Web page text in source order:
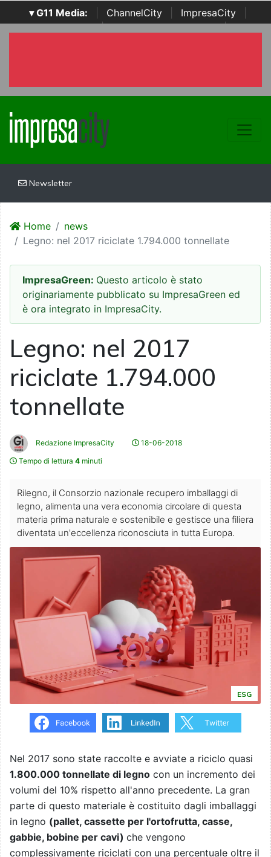
▾ G11 Media: ChannelCity ImpresaCity
SecurityOpenLab | Italian Channel Awards | Italian
Newsletter
Home
news
Legno: nel 2017 riciclate 1.794.000 tonnellate
ImpresaGreen: Questo articolo è stato
originariamente pubblicato su ImpresaGreen ed
è ora integrato in ImpresaCity.
Legno: nel 2017
riciclate 1.794.000
tonnellate
Redazione ImpresaCity
18-06-2018
Tempo di lettura 4 minuti
Rilegno, il Consorzio nazionale recupero imballaggi di
legno, alimenta una vera economia circolare di questa
materia prima naturale e sostenibile e gestisce una filiera
diventata un'eccellenza riconosciuta in tutta Europa.
ESG
Nel 2017 sono state raccolte e avviate a riciclo quasi
1.800.000 tonnellate di legno con un incremento dei
volumi del 10% rispetto all'anno precedente. La gran
parte di questo materiale è costituito dagli imballaggi
in legno (pallet, cassette per l'ortofrutta, casse,
gabbie, bobine per cavi) che vengono
complessivamente riciclati con una percentuale oltre il